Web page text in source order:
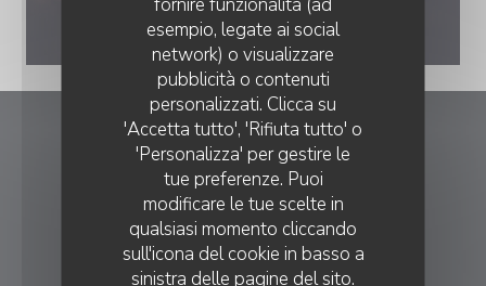
esempio, legate ai social
network) o visualizzare
pubblicità o contenuti
personalizzati. Clicca su
'Accetta tutto', 'Rifiuta tutto' o
'Personalizza' per gestire le
tue preferenze. Puoi
modificare le tue scelte in
qualsiasi momento cliccando
sull'icona del cookie in basso a
sinistra delle pagine del sito.
Les Boulistes
9 Pl. Tabareau 69004 Lyon((apre una nuova
04 78 28 44 13